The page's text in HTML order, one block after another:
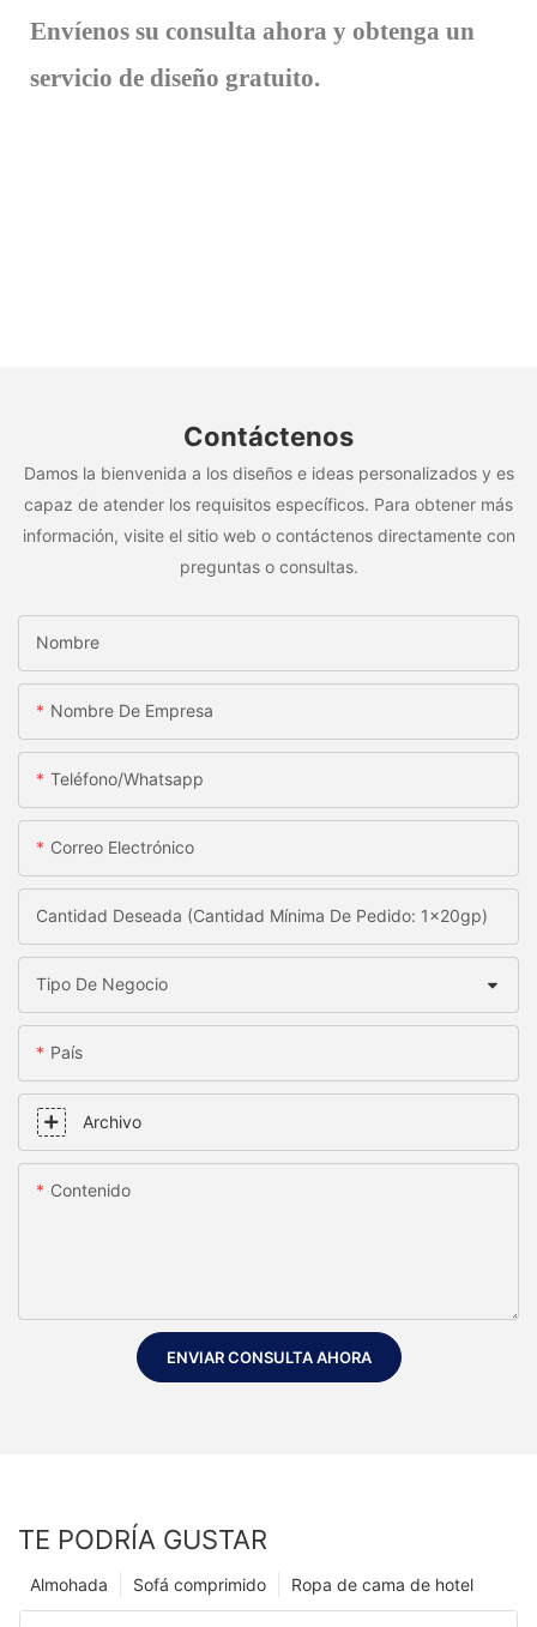
Envíenos su consulta ahora y obtenga un
servicio de diseño gratuito.
Contáctenos
Damos la bienvenida a los diseños e ideas personalizados y es
capaz de atender los requisitos específicos. Para obtener más
información, visite el sitio web o contáctenos directamente con
preguntas o consultas.
Nombre
Nombre De Empresa
Teléfono/whatsapp
Correo Electrónico
Cantidad Deseada (Cantidad Mínima De Pedido: 1x20gp)
Tipo De Negocio
País
Archivo
Contenido
ENVIAR CONSULTA AHORA
TE PODRÍA GUSTAR
Ropa de cama de hotel
Sofá comprimido
Almohada